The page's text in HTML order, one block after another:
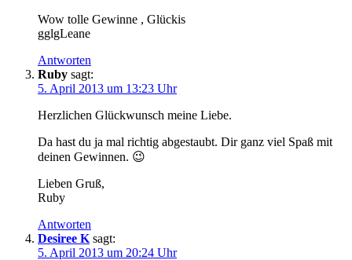
Wow tolle Gewinne , Glückis
gglgLeane
Antworten
Ruby sagt:
5. April 2013 um 13:23 Uhr
Herzlichen Glückwunsch meine Liebe.
Da hast du ja mal richtig abgestaubt. Dir ganz viel Spaß mit
deinen Gewinnen. 😉
Lieben Gruß,
Ruby
Antworten
Desiree K sagt:
5. April 2013 um 20:24 Uhr